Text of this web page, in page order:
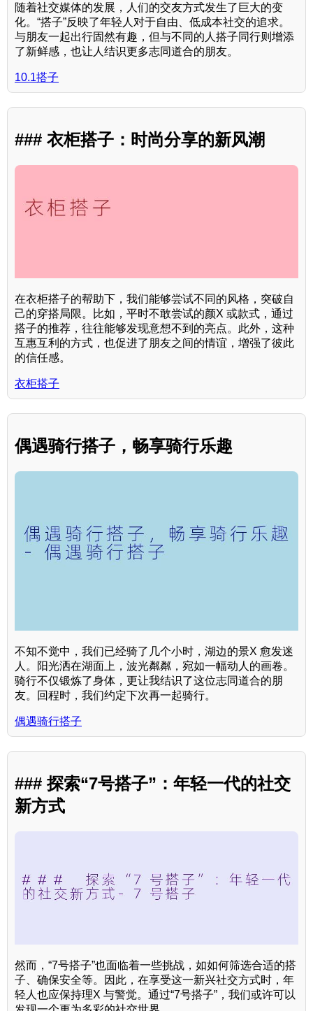
随着社交媒体的发展，人们的交友方式发生了巨大的变
化。“搭子”反映了年轻人对于自由、低成本社交的追求。
与朋友一起出行固然有趣，但与不同的人搭子同行则增添
了新鲜感，也让人结识更多志同道合的朋友。
10.1搭子
### 衣柜搭子：时尚分享的新风潮
在衣柜搭子的帮助下，我们能够尝试不同的风格，突破自
己的穿搭局限。比如，平时不敢尝试的颜X 或款式，通过
搭子的推荐，往往能够发现意想不到的亮点。此外，这种
互惠互利的方式，也促进了朋友之间的情谊，增强了彼此
的信任感。
衣柜搭子
偶遇骑行搭子，畅享骑行乐趣
不知不觉中，我们已经骑了几个小时，湖边的景X 愈发迷
人。阳光洒在湖面上，波光粼粼，宛如一幅动人的画卷。
骑行不仅锻炼了身体，更让我结识了这位志同道合的朋
友。回程时，我们约定下次再一起骑行。
偶遇骑行搭子
### 探索“7号搭子”：年轻一代的社交
新方式
然而，“7号搭子”也面临着一些挑战，如如何筛选合适的搭
子、确保安全等。因此，在享受这一新兴社交方式时，年
轻人也应保持理X 与警觉。通过“7号搭子”，我们或许可以